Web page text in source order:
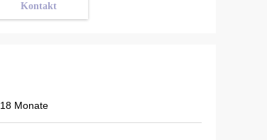
Kontakt
18 Monate